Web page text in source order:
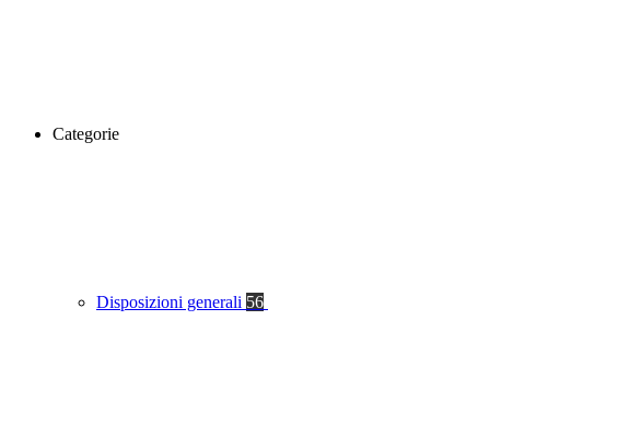
Categorie
Disposizioni generali 56